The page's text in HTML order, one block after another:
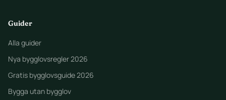
Guider
Alla guider
Nya bygglovsregler 2026
Gratis bygglovsguide 2026
Bygga utan bygglov